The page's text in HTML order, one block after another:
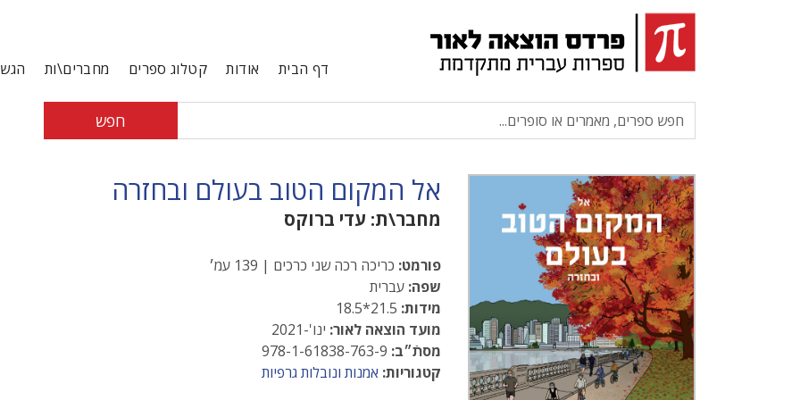
דף הבית אודות קטלוג ספרים מחברים\ות
חפש
אל המקום הטוב בעולם ובחזרה
מחבר\ת: עדי ברוקס
פורמט: כריכה רכה שני כרכים | 139 עמ׳
שפה: עברית
מידות:
מועד הוצאה לאור: ינו'-2021
מסתֿ״ב:
קטגוריות: אמנות ונובלות גרפיות